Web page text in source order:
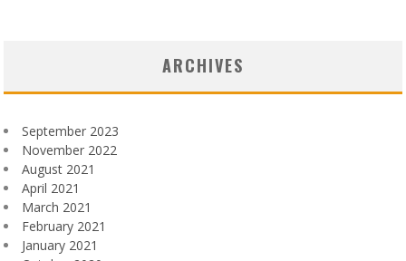
ARCHIVES
September 2023
November 2022
August 2021
April 2021
March 2021
February 2021
January 2021